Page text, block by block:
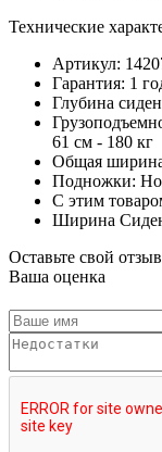
Технические
Артикул:
Гарантия: 1
Глубина
61 см - 180 кг
Общая
Подножки:
С этим
Ширина
Оставьте свой отзыв
Ваша оценка